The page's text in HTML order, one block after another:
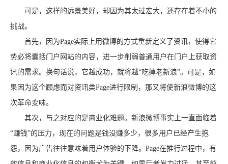
可是，这样的远景美好，却因为其太过宏大，还存在着不小的
挑战。
首先，因为Page实际上用微博的方式重新定义了资讯，使得它
势必将囊括门户网站的内容，进一步削弱普通用户在门户上获取资
讯的需求。换句话说，它越成功，就将越“吃掉老新浪”。可是，如
果因为这个顾虑而对资讯类Page进行限制，那又将使新浪微博的这
次革命变味。
其次，与之对应的是商业化难题。新浪微博事实上一直面临着
“赚钱”的压力，现在的问题是钱没赚多少，很多用户已经产生抱
怨，因为广告往往意味着用户体验的下降。Page在推行过程中，有